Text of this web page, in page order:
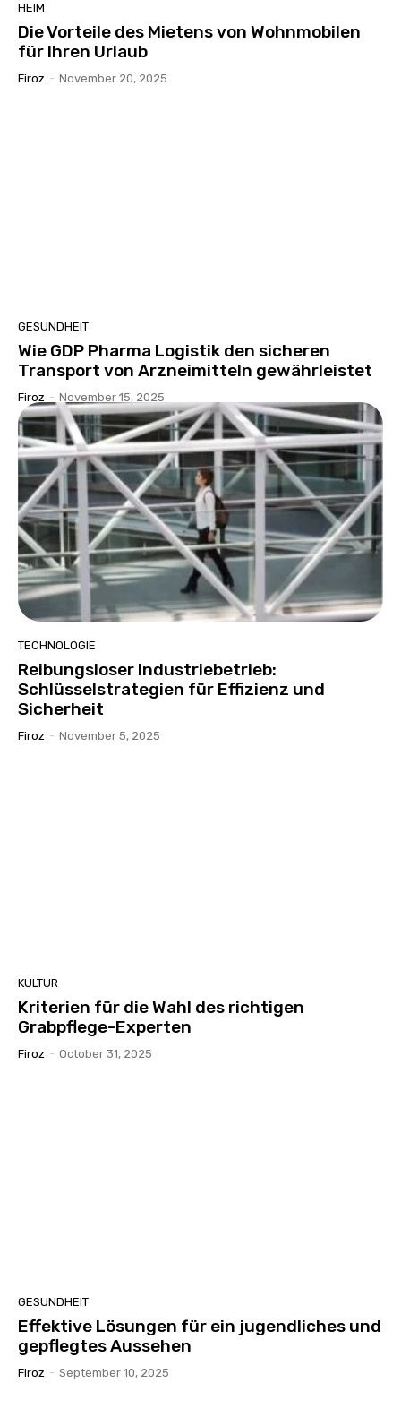
HEIM
Die Vorteile des Mietens von Wohnmobilen
für Ihren Urlaub
Firoz - November 20, 2025
GESUNDHEIT
Wie GDP Pharma Logistik den sicheren
Transport von Arzneimitteln gewährleistet
Firoz - November 15, 2025
TECHNOLOGIE
Reibungsloser Industriebetrieb:
Schlüsselstrategien für Effizienz und
Sicherheit
Firoz - November 5, 2025
KULTUR
Kriterien für die Wahl des richtigen
Grabpflege-Experten
Firoz - October 31, 2025
GESUNDHEIT
Effektive Lösungen für ein jugendliches und
gepflegtes Aussehen
Firoz - September 10, 2025